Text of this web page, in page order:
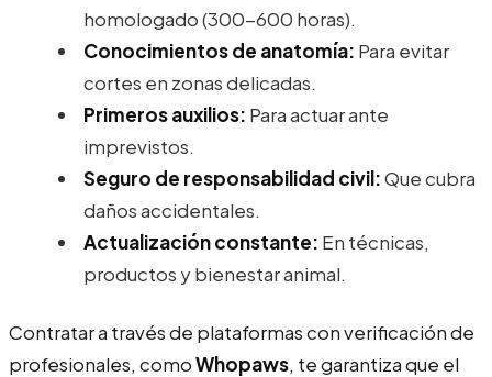
homologado (300-600 horas).
Conocimientos de anatomía: Para evitar
cortes en zonas delicadas.
Primeros auxilios: Para actuar ante
imprevistos.
Seguro de responsabilidad civil:Que cubra
daños accidentales.
Actualización constante: En técnicas,
productos y bienestar animal.
Contratar a través de plataformas con verificación de
profesionales, comoWhopaws, te garantiza que el